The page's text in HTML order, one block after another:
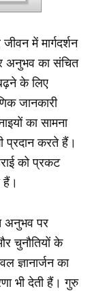
में मार्गदर्शन
अनुभव का संचित
के लिए
जानकारी
का सामना
प्रदान करते हैं।
को प्रकट
हैं।
अनुभव पर
चुनौतियों के
ज्ञानार्जन का
भी देती हैं। गुरु